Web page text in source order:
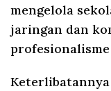
mengelola
jaringan dan